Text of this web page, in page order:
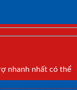
nhanh nhất có thể